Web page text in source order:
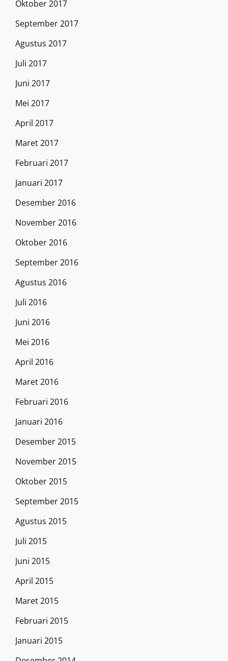
Oktober 2017
September 2017
Agustus 2017
Juli 2017
Juni 2017
Mei 2017
April 2017
Maret 2017
Februari 2017
Januari 2017
Desember 2016
November 2016
Oktober 2016
September 2016
Agustus 2016
Juli 2016
Juni 2016
Mei 2016
April 2016
Maret 2016
Februari 2016
Januari 2016
Desember 2015
November 2015
Oktober 2015
September 2015
Agustus 2015
Juli 2015
Juni 2015
April 2015
Maret 2015
Februari 2015
Januari 2015